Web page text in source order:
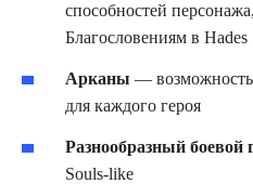
способностей
Благословениям в Hades
Арканы — возможность
для каждого героя
Разнообразный боевой
Souls-like